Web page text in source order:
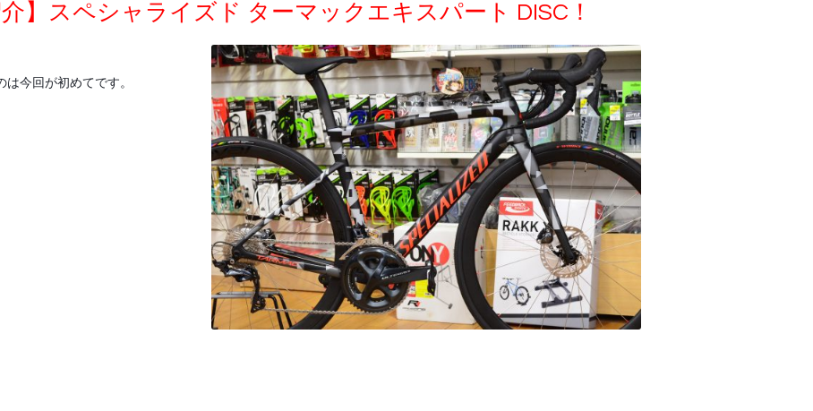
】スペシャライズド ターマックエキスパート DISC！
今回が初めてです。